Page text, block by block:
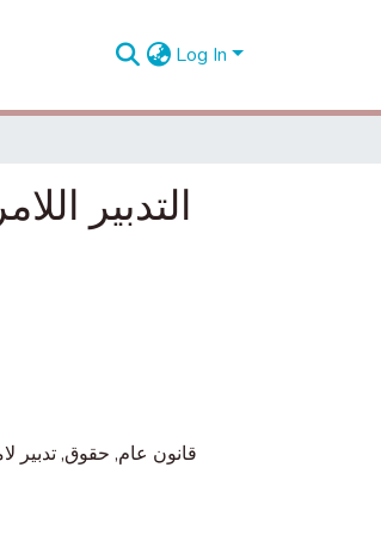
Log In
التدبير
قانون عام, حقوق,تدبير